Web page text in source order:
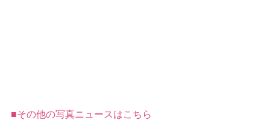
■その他の写真ニュースはこちら